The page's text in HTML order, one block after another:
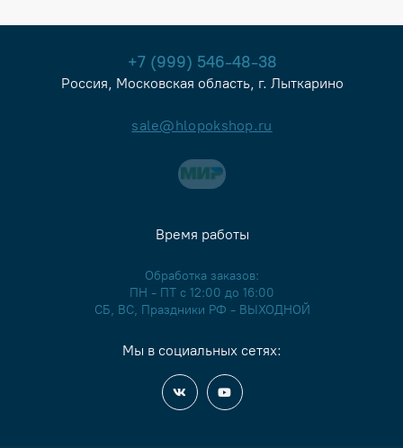
+7 (999) 546-48-38
Россия, Московская область, г. Лыткарино
sale@hlopokshop.ru
Время работы
Обработка заказов:
ПН - ПТ с 12:00 до 16:00
СБ, ВС, Праздники РФ - ВЫХОДНОЙ
Мы в социальных сетях: